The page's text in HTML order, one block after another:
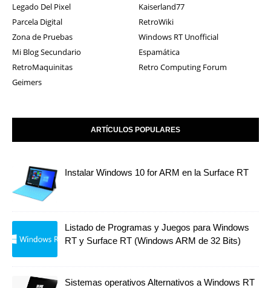
Legado Del Pixel
Kaiserland77
Parcela Digital
RetroWiki
Zona de Pruebas
Windows RT Unofficial
Mi Blog Secundario
Espamática
RetroMaquinitas
Retro Computing Forum
Geimers
ARTÍCULOS POPULARES
Instalar Windows 10 for ARM en la Surface RT
Listado de Programas y Juegos para Windows
RT y Surface RT (Windows ARM de 32 Bits)
Sistemas operativos Alternativos a Windows RT